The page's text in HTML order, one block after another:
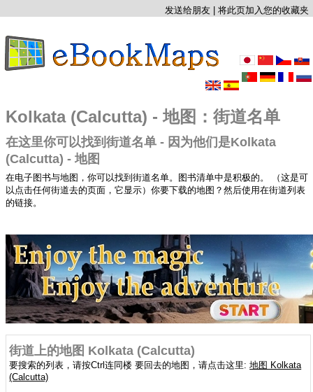
发送给朋友 将此页加入您的收藏夹
Kolkata (Calcutta) - 地图：街道名单
在这里你可以找到街道名单 - 因为他们是Kolkata
(Calcutta) - 地图
在电子图书与地图，你可以找到街道名单。图书清单中是积极的。 （这是可
以点击任何街道去的页面，它显示）你要下载的地图？然后使用在街道列表
的链接。
街道上的地图 Kolkata (Calcutta)
要搜索的列表，请按Ctrl连同楼 要回去的地图，请点击这里:地图 Kolkata
(Calcutta)